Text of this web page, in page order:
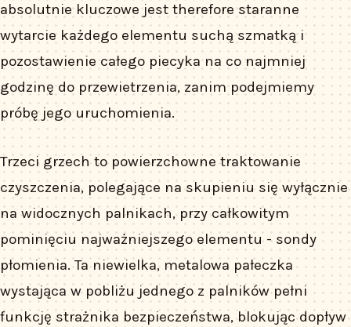
absolutnie kluczowe jest therefore staranne
wytarcie każdego elementu suchą szmatką i
pozostawienie całego piecyka na co najmniej
godzinę do przewietrzenia, zanim podejmiemy
próbę jego uruchomienia.
Trzeci grzech to powierzchowne traktowanie
czyszczenia, polegające na skupieniu się wyłącznie
na widocznych palnikach, przy całkowitym
pominięciu najważniejszego elementu - sondy
płomienia. Ta niewielka, metalowa pałeczka
wystająca w pobliżu jednego z palników pełni
funkcję strażnika bezpieczeństwa, blokując dopływ